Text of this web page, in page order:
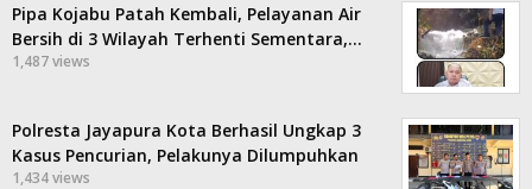
Pipa Kojabu Patah Kembali, Pelayanan Air
Bersih di 3 Wilayah Terhenti Sementara,…
1,487 views
Polresta Jayapura Kota Berhasil Ungkap 3
Kasus Pencurian, Pelakunya Dilumpuhkan
1,434 views